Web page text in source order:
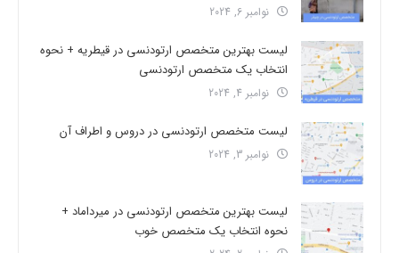
نوامبر 6, 2024
لیست بهترین متخصص ارتودنسی در قیطریه + نحوه
انتخاب یک متخصص ارتودنسی
نوامبر 4, 2024
لیست متخصص ارتودنسی در دروس و اطراف آن
نوامبر 3, 2024
لیست بهترین متخصص ارتودنسی در میرداماد +
نحوه انتخاب یک متخصص خوب